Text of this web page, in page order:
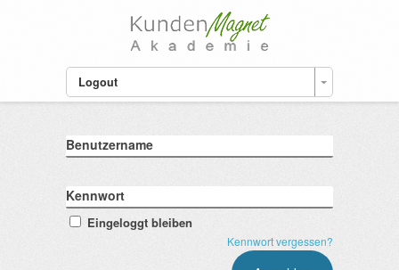
Logout
Benutzername
Kennwort
Eingeloggt bleiben
Kennwort vergessen?